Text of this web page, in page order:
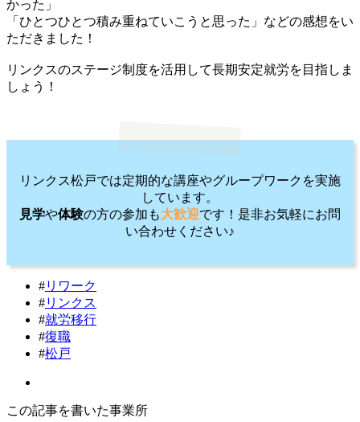
かった」
「ひとつひとつ積み重ねていこうと思った」などの感想をい
ただきました！
リンクスのステージ制度を活用して長期安定就労を目指しま
しょう！
リンクス松戸では定期的な講座やグループワークを実施
しています。
見学や体験の方の参加も大歓迎です！是非お気軽にお問
い合わせください♪
#リワーク
#リンクス
#就労移行
#復職
#松戸
この記事を書いた事業所